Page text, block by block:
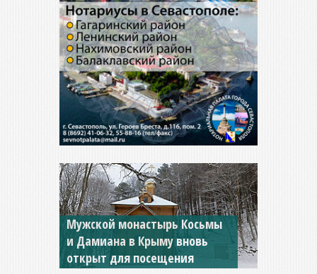
Мужской монастырь Косьмы
и Дамиана в Крыму вновь
открыт для посещения